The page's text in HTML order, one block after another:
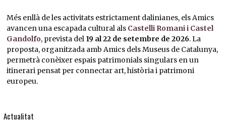
Més enllà de les activitats estrictament dalinianes, els Amics
avancen una escapada cultural als Castelli Romani i Castel
Gandolfo, prevista del 19 al 22 de setembre de 2026. La
proposta, organitzada amb Amics dels Museus de Catalunya,
permetrà conèixer espais patrimonials singulars en un
itinerari pensat per connectar art, història i patrimoni
europeu.
Actualitat